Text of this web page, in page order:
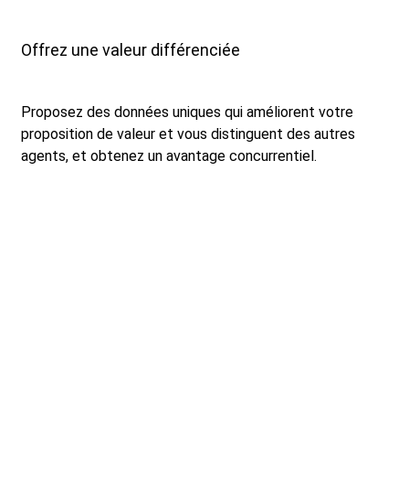
Offrez une valeur différenciée
Proposez des données uniques qui améliorent votre
proposition de valeur et vous distinguent des autres
agents, et obtenez un avantage concurrentiel.